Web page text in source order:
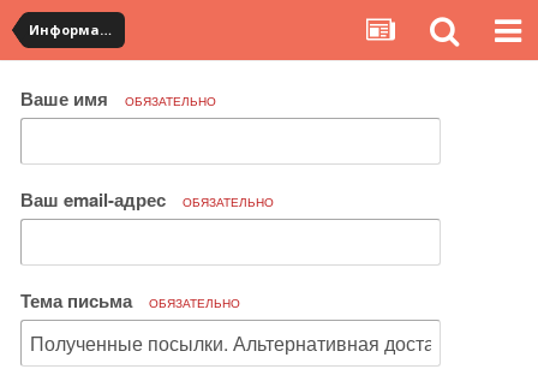
Информация по полученным посылкам
Ваше имя ОБЯЗАТЕЛЬНО
Ваш email-адрес ОБЯЗАТЕЛЬНО
Тема письма ОБЯЗАТЕЛЬНО